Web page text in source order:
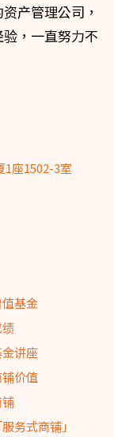
产管理公司，
，一直努力不
1座1502-3室
基金
讲座
价值
务式商铺」